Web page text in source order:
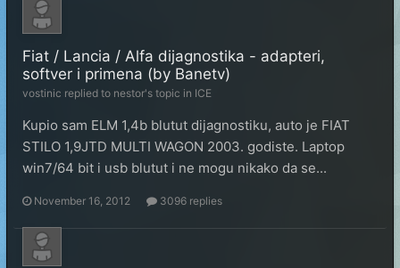
Fiat / Lancia / Alfa dijagnostika - adapteri,
softver i primena (by Banetv)
vostinic replied to nestor's topic in ICE
Kupio sam ELM 1,4b blutut dijagnostiku, auto je FIAT
STILO 1,9JTD MULTI WAGON 2003. godiste. Laptop
win7/64 bit i usb blutut i ne mogu nikako da se...
November 16, 2012 3096 replies